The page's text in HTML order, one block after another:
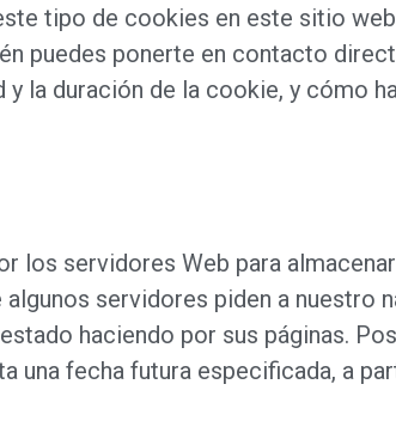
tipo de cookies en este sitio
puedes ponerte en contacto
la duración de la cookie, y cómo
los servidores Web para
servidores piden a nuestro
haciendo por sus páginas.
una fecha futura especificada, a